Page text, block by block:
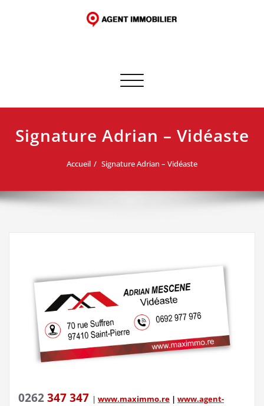
Afficher/masquer la navigation
Signature Adrian – Vidéaste
Accueil Signature Adrian – Vidéaste
0262 347 347 | www.maximmo.re | www.agent-